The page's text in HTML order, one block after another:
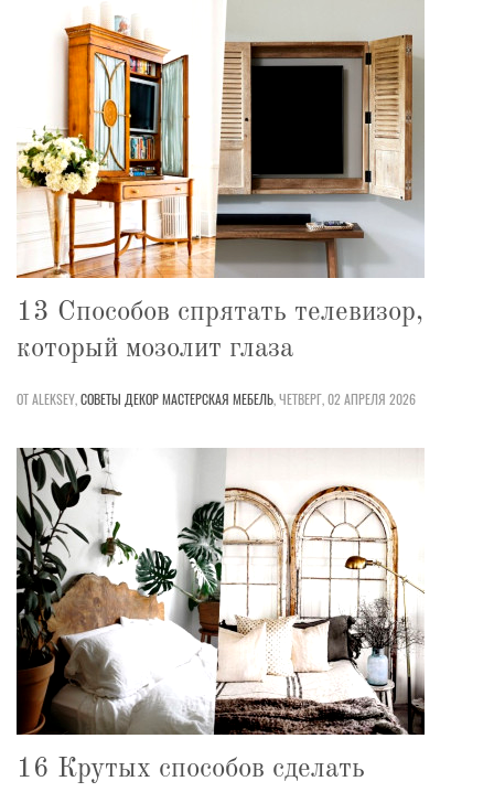
13 Способов спрятать телевизор,
который мозолит глаза
ОТ ALEKSEY,СОВЕТЫ ДЕКОРМАСТЕРСКАЯ МЕБЕЛЬ,ЧЕТВЕРГ, 02 АПРЕЛЯ 2026
16 Крутых способов сделать